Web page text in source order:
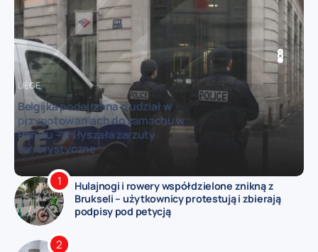
BELGIA
Federalny minister mobilności chce
debaty o zasadach dla młodych
kierowców mocnych aut – Vias studzi
entuzjazm
BELGIA
LIÈGE
Hulajnogi i rowery współdzielone znikną z
Brukseli – użytkownicy protestują i zbierają
podpisy pod petycją